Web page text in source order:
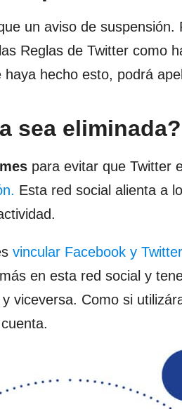
un aviso de suspensión.
Reglas de Twitter como
hecho esto, podrá
sea eliminada?
para evitar que Twitter
Esta red social alienta a
vincular Facebook y
en esta red social y
y viceversa. Como si